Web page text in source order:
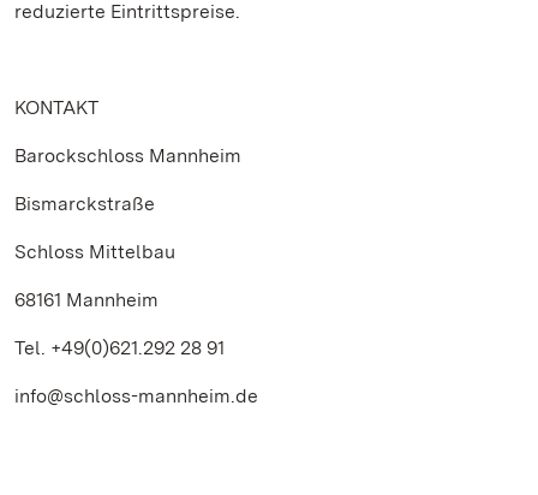
reduzierte Eintrittspreise.
KONTAKT
Barockschloss Mannheim
Bismarckstraße
Schloss Mittelbau
68161 Mannheim
Tel. +49(0)621.292 28 91
info@schloss-mannheim.de